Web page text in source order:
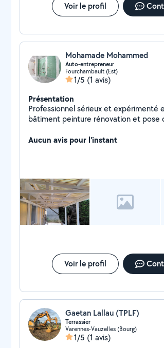
Voir le profil
Mohamade Mohammed
Auto-entrepreneur
Fourchambault (Est)
1/5 (1 avis)
Présentation
Professionnel sérieux et expérimenté
bâtiment peinture rénovation et pose
Aucun avis pour l'instant
Voir le profil
Gaetan Lallau (TPLF)
Terrassier
Varennes-Vauzelles (Bourg)
1/5 (1 avis)